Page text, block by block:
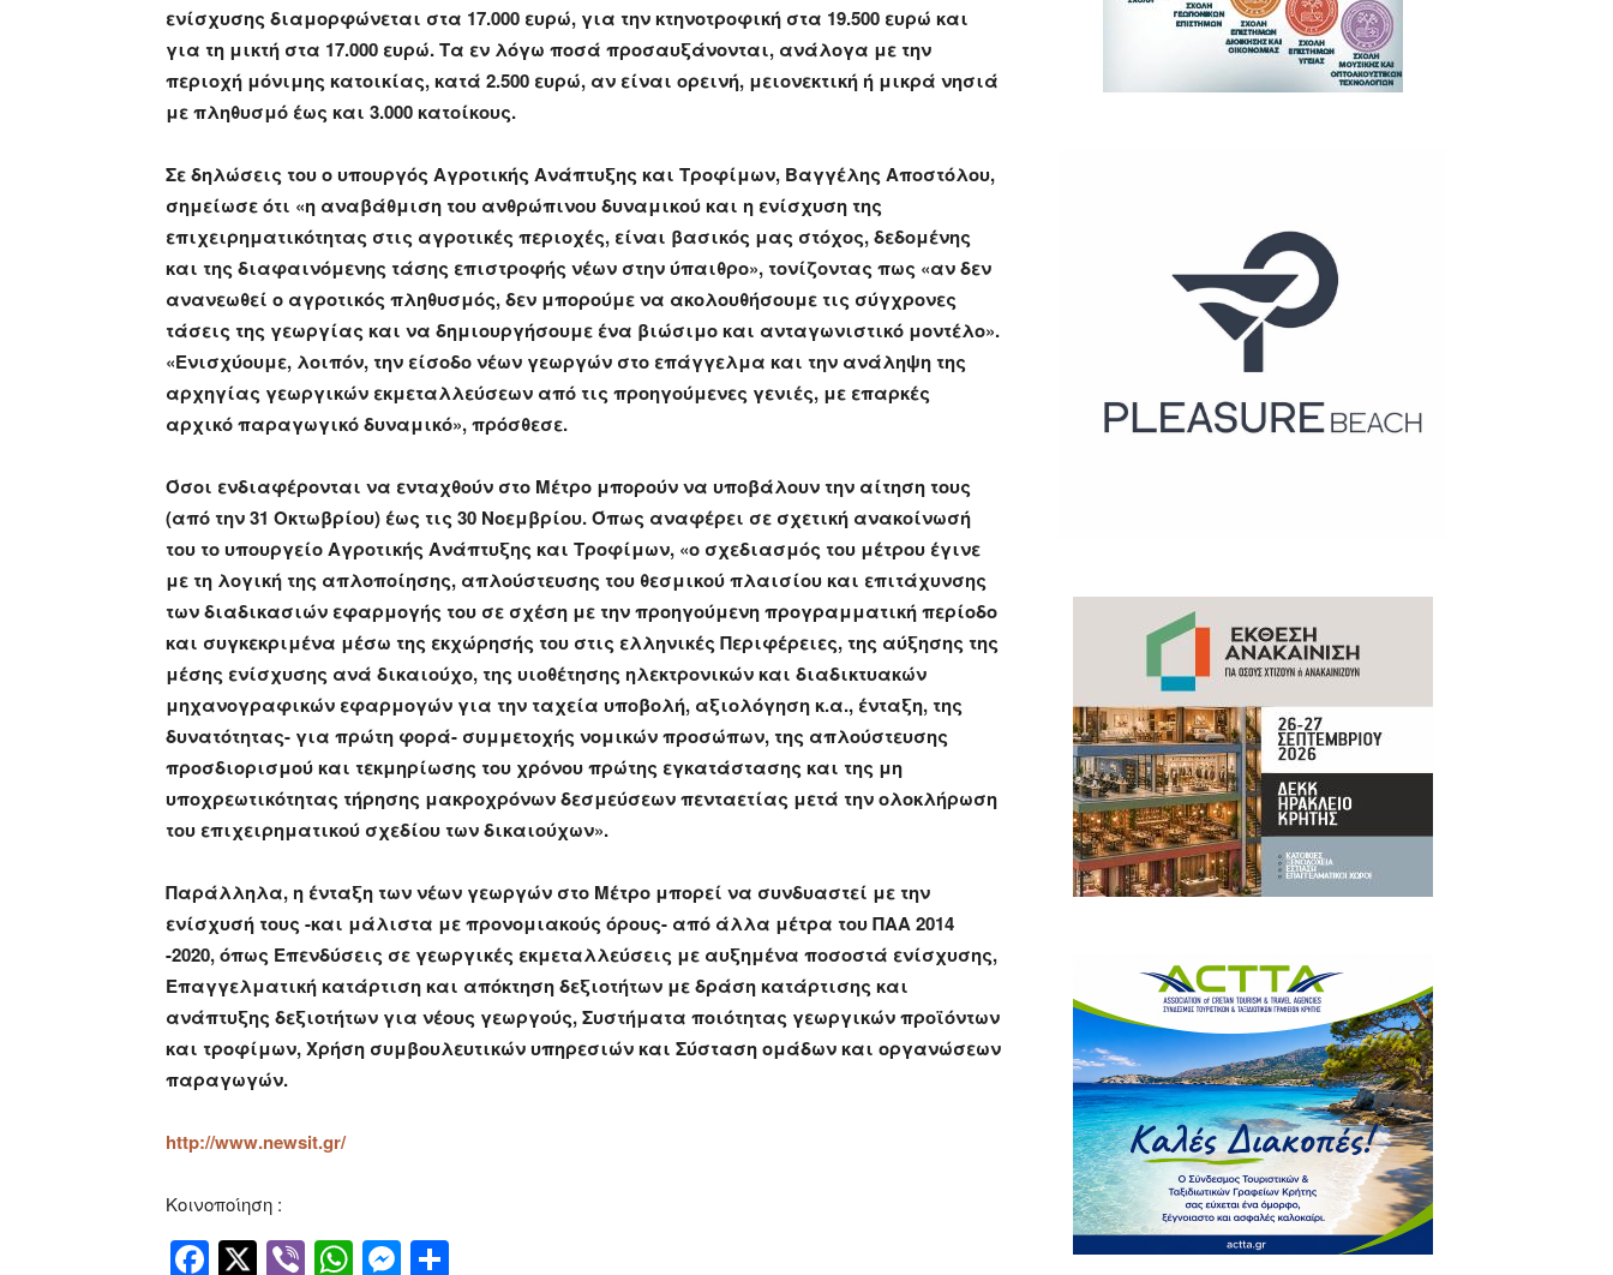
ενίσχυσης διαμορφώνεται στα 17.000 ευρώ, για την κτηνοτροφική στα 19.500 ευρώ και
για τη μικτή στα 17.000 ευρώ. Τα εν λόγω ποσά προσαυξάνονται, ανάλογα με την
περιοχή μόνιμης κατοικίας, κατά 2.500 ευρώ, αν είναι ορεινή, μειονεκτική ή μικρά νησιά
με πληθυσμό έως και 3.000 κατοίκους.
Σε δηλώσεις του ο υπουργός Αγροτικής Ανάπτυξης και Τροφίμων, Βαγγέλης Αποστόλου,
σημείωσε ότι «η αναβάθμιση του ανθρώπινου δυναμικού και η ενίσχυση της
επιχειρηματικότητας στις αγροτικές περιοχές, είναι βασικός μας στόχος, δεδομένης
και της διαφαινόμενης τάσης επιστροφής νέων στην ύπαιθρο», τονίζοντας πως «αν δεν
ανανεωθεί ο αγροτικός πληθυσμός, δεν μπορούμε να ακολουθήσουμε τις σύγχρονες
τάσεις της γεωργίας και να δημιουργήσουμε ένα βιώσιμο και ανταγωνιστικό μοντέλο».
«Ενισχύουμε, λοιπόν, την είσοδο νέων γεωργών στο επάγγελμα και την ανάληψη της
αρχηγίας γεωργικών εκμεταλλεύσεων από τις προηγούμενες γενιές, με επαρκές
αρχικό παραγωγικό δυναμικό», πρόσθεσε.
Όσοι ενδιαφέρονται να ενταχθούν στο Μέτρο μπορούν να υποβάλουν την αίτηση τους
(από την 31 Οκτωβρίου) έως τις 30 Νοεμβρίου. Όπως αναφέρει σε σχετική ανακοίνωσή
του το υπουργείο Αγροτικής Ανάπτυξης και Τροφίμων, «ο σχεδιασμός του μέτρου έγινε
με τη λογική της απλοποίησης, απλούστευσης του θεσμικού πλαισίου και επιτάχυνσης
των διαδικασιών εφαρμογής του σε σχέση με την προηγούμενη προγραμματική περίοδο
και συγκεκριμένα μέσω της εκχώρησής του στις ελληνικές Περιφέρειες, της αύξησης της
μέσης ενίσχυσης ανά δικαιούχο, της υιοθέτησης ηλεκτρονικών και διαδικτυακών
μηχανογραφικών εφαρμογών για την ταχεία υποβολή, αξιολόγηση κ.α., ένταξη, της
δυνατότητας- για πρώτη φορά- συμμετοχής νομικών προσώπων, της απλούστευσης
προσδιορισμού και τεκμηρίωσης του χρόνου πρώτης εγκατάστασης και της μη
υποχρεωτικότητας τήρησης μακροχρόνων δεσμεύσεων πενταετίας μετά την ολοκλήρωση
του επιχειρηματικού σχεδίου των δικαιούχων».
Παράλληλα, η ένταξη των νέων γεωργών στο Μέτρο μπορεί να συνδυαστεί με την
ενίσχυσή τους -και μάλιστα με προνομιακούς όρους- από άλλα μέτρα του ΠΑΑ 2014
-2020, όπως Επενδύσεις σε γεωργικές εκμεταλλεύσεις με αυξημένα ποσοστά ενίσχυσης,
Επαγγελματική κατάρτιση και απόκτηση δεξιοτήτων με δράση κατάρτισης και
ανάπτυξης δεξιοτήτων για νέους γεωργούς, Συστήματα ποιότητας γεωργικών προϊόντων
και τροφίμων, Χρήση συμβουλευτικών υπηρεσιών και Σύσταση ομάδων και οργανώσεων
παραγωγών.
http://www.newsit.gr/
Κοινοποίηση :
Facebook
Twitter
ViberWhatsApp
Messenger